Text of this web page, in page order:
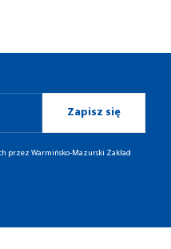
Zapisz się
przez Warmińsko-Mazurski Zakład